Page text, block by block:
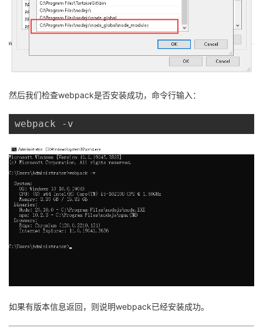
然后我们检查webpack是否安装成功，命令行输入：
webpack -v
如果有版本信息返回，则说明webpack已经安装成功。